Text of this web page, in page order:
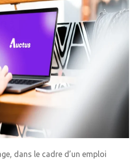
dans le cadre d’un emploi